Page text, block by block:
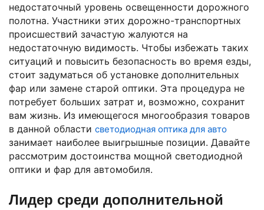
недостаточный уровень освещенности дорожного
полотна. Участники этих дорожно-транспортных
происшествий зачастую жалуются на
недостаточную видимость. Чтобы избежать таких
ситуаций и повысить безопасность во время езды,
стоит задуматься об установке дополнительных
фар или замене старой оптики. Эта процедура не
потребует больших затрат и, возможно, сохранит
вам жизнь. Из имеющегося многообразия товаров
в данной области светодиодная оптика для авто
занимает наиболее выигрышные позиции. Давайте
рассмотрим достоинства мощной светодиодной
оптики и фар для автомобиля.
Лидер среди дополнительной